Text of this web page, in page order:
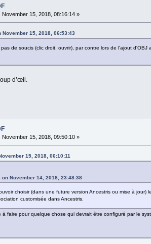
November 15, 2018, 08:16:14 »
15, 2018, 06:53:43
de soucis (clic droit, ouvrir), par contre lors de l'ajout
d’œil.
November 15, 2018, 09:50:10 »
15, 2018, 06:10:11
November 14, 2018, 23:48:38
choisir (dans une future version Ancestris ou mise à
customisée dans Ancestris.
à faire pour quelque chose qui devrait être configuré par le